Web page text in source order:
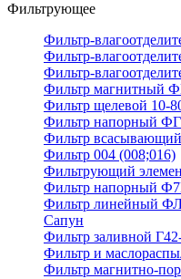
Фильтрующее
Фильтр-
Фильтр-
Фильтр-
Фильтр магнитный
Фильтр щелевой 10-
Фильтр напорный
Фильтр
Фильтр 004 (008;016)
Фильтрующий
Фильтр напорный
Фильтр линейный
Сапун
Фильтр заливной
Фильтр и
Фильтр магнитно-